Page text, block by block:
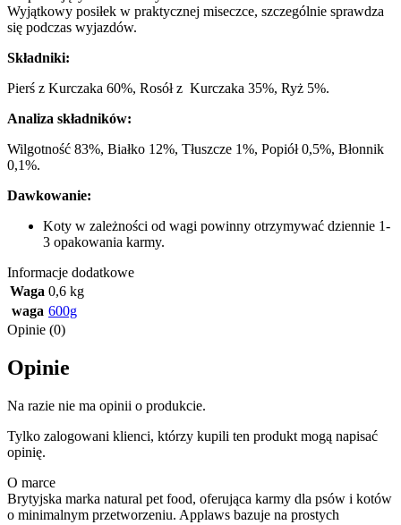
Wyjątkowy posiłek w praktycznej miseczce, szczególnie sprawdza
się podczas wyjazdów.
Składniki:
Pierś z Kurczaka 60%, Rosół z Kurczaka 35%, Ryż 5%.
Analiza składników:
Wilgotność 83%, Białko 12%, Tłuszcze 1%, Popiół 0,5%, Błonnik
0,1%.
Dawkowanie:
Koty w zależności od wagi powinny otrzymywać dziennie 1-
3 opakowania karmy.
Informacje dodatkowe
Waga 0,6 kg
waga 600g
Opinie (0)
Opinie
Na razie nie ma opinii o produkcie.
Tylko zalogowani klienci, którzy kupili ten produkt mogą napisać
opinię.
O marce
Brytyjska marka natural pet food, oferująca karmy dla psów i kotów
o minimalnym przetworzeniu. Applaws bazuje na prostych